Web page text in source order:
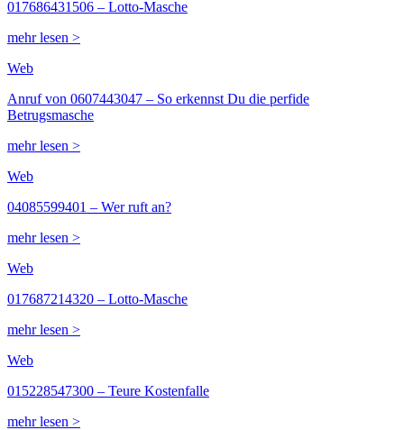
017686431506 – Lotto-Masche
mehr lesen >
Web
Anruf von 0607443047 – So erkennst Du die perfide
Betrugsmasche
mehr lesen >
Web
04085599401 – Wer ruft an?
mehr lesen >
Web
017687214320 – Lotto-Masche
mehr lesen >
Web
015228547300 – Teure Kostenfalle
mehr lesen >